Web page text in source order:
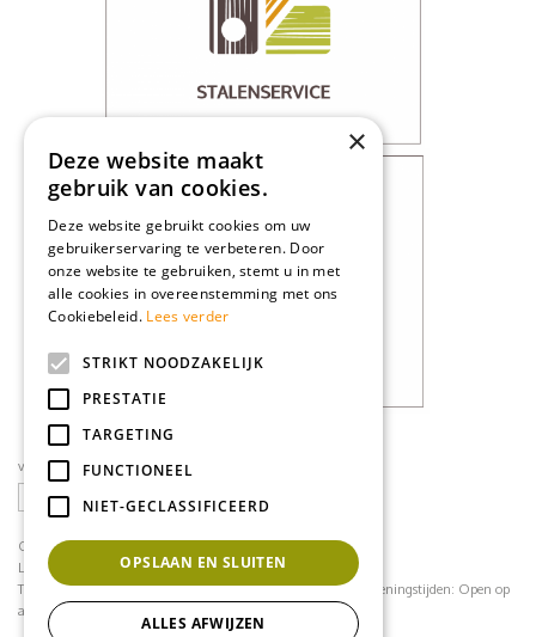
volg ons op social media
CONTACT
Loodijk 24
1243 JB 's Graveland
Telefoonnummer:035 - 64 22 708 contact@mflorshop.nl Openingstijden: Open op
afspraak
×
Deze website maakt
gebruik van cookies.
Deze website gebruikt cookies om uw
gebruikerservaring te verbeteren. Door
onze website te gebruiken, stemt u in met
alle cookies in overeenstemming met ons
Cookiebeleid. Lees verder
STRIKT NOODZAKELIJK
PRESTATIE
TARGETING
FUNCTIONEEL
NIET-GECLASSIFICEERD
OPSLAAN EN SLUITEN
ALLES AFWIJZEN